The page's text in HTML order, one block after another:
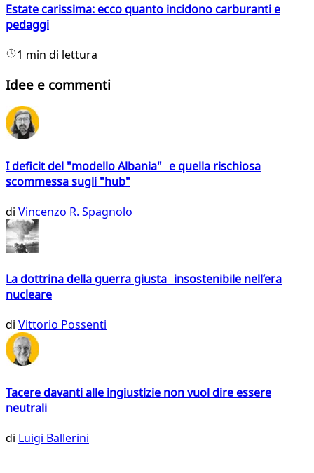
Estate carissima: ecco quanto incidono carburanti e
pedaggi
1 min di lettura
Idee e commenti
I deficit del "modello Albania" e quella rischiosa
scommessa sugli "hub"
di Vincenzo R. Spagnolo
La dottrina della guerra giusta insostenibile nell’era
nucleare
di Vittorio Possenti
Tacere davanti alle ingiustizie non vuol dire essere
neutrali
di Luigi Ballerini